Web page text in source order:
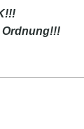
Ordnung!!!